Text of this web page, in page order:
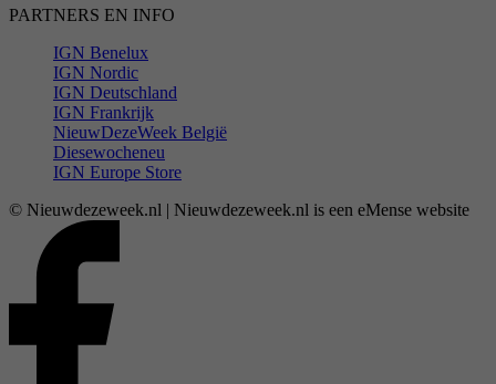
PARTNERS EN INFO
IGN Benelux
IGN Nordic
IGN Deutschland
IGN Frankrijk
NieuwDezeWeek België
Diesewocheneu
IGN Europe Store
© Nieuwdezeweek.nl | Nieuwdezeweek.nl is een eMense website